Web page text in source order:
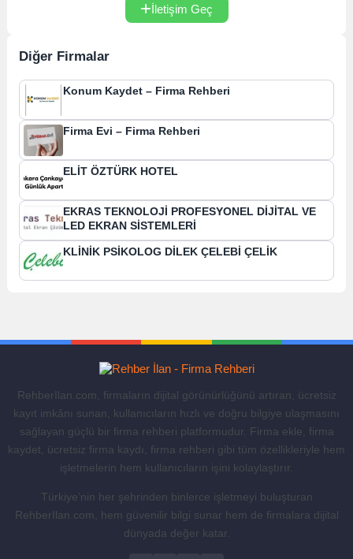
İletişim Geç
Diğer Firmalar
Konum Kaydet – Firma Rehberi
Firma Evi – Firma Rehberi
ELİT ÖZTÜRK HOTEL
EKRAS TEKNOLOJİ PROFESYONEL DİJİTAL VE
LED EKRAN SİSTEMLERİ
KLİNİK PSİKOLOG DİLEK ÇELEBİ ÇELİK
RehberIlan.com, firmaların dijital görünürlüğünü artıran, ücretsiz
kayıt imkânı sunan, kullanıcıların hızlı ve doğru bilgiye ulaşmasını
sağlayan güçlü bir firma rehberi platformudur. Firma ekle, firma
kaydet, ücretsiz firma kaydı, firma rehberi gibi tüm özellikleriyle hem
işletmelerin hem kullanıcıların işini kolaylaştırır.
Türkiye’nin her şehrinden binlerce işletmeyi buluşturan
RehberIlan.com, hem güvenilir bilgi sunar hem de firmalara dijital
dünyada değer katar.